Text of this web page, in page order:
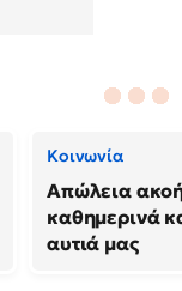
Κοινωνία
Απώλεια
καθημερινά
αυτιά μας